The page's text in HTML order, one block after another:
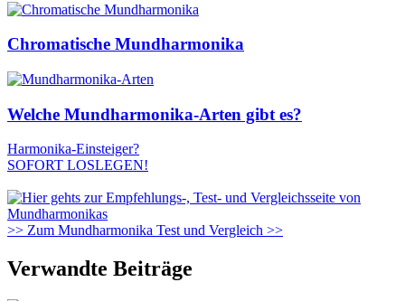
Chromatische Mundharmonika
Welche Mundharmonika-Arten gibt es?
Harmonika-Einsteiger?
SOFORT LOSLEGEN!
>> Zum Mundharmonika Test und Vergleich >>
Verwandte Beiträge